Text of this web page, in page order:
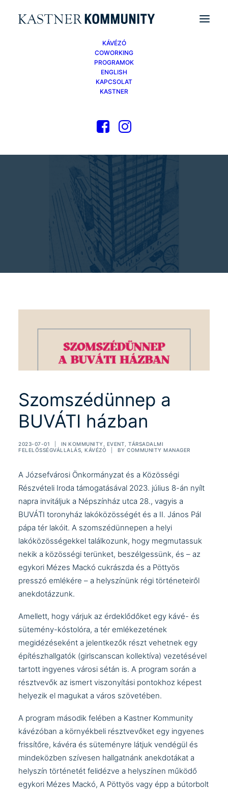
KÁVÉZÓ
COWORKING
PROGRAMOK
ENGLISH
KAPCSOLAT
KASTNER
Szomszédünnep a
BUVÁTI házban
2023-07-01 IN KOMMUNITY EVENT
TÁRSADALMI
FELELŐSSÉGVÁLLALÁS KÁVÉZÓ BY COMMUNITY MANAGER
A Józsefvárosi Önkormányzat és a Közösségi
Részvételi Iroda támogatásával 2023. július 8-án nyílt
napra invitáljuk a Népszínház utca 28., vagyis a
BUVÁTI toronyház lakóközösségét és a II. János Pál
pápa tér lakóit. A szomszédünnepen a helyi
lakóközösségekkel találkozunk, hogy megmutassuk
nekik a közösségi terünket, beszélgessünk, és – az
egykori Mézes Mackó cukrászda és a Pöttyös
presszó emlékére – a helyszínünk régi történeteiről
anekdotázzunk.
Amellett, hogy várjuk az érdeklődőket egy kávé- és
sütemény-kóstolóra, a tér emlékezetének
megidézéseként a jelentkezők részt vehetnek egy
építészhallgatók (girlscanscan kollektíva) vezetésével
tartott ingyenes városi sétán is. A program során a
résztvevők az ismert viszonyítási pontokhoz képest
helyezik el magukat a város szövetében.
A program második felében a Kastner Kommunity
kávézóban a környékbeli résztvevőket egy ingyenes
frissítőre, kávéra és süteményre látjuk vendégül és
mindeközben szívesen hallgatnánk anekdotákat a
helyszín történetét felidézve a helyszínen működő
egykori Mézes Mackó, A Pöttyös vagy épp a bútorbolt